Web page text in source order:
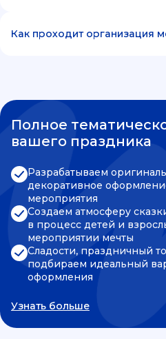
Как проходит организация
Полное
вашего праздника
Разрабатываем
декоративное
мероприятия
Создаем атмосферу
в процесс детей и
мероприятии мечты
Сладости, праздничный
подбираем идеальный
оформления
Узнать больше